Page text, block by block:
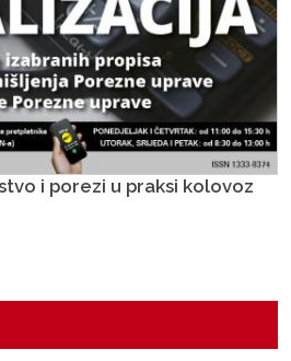
i porezi u praksi kolovoz